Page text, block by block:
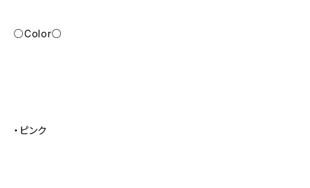
○Color○
・ピンク